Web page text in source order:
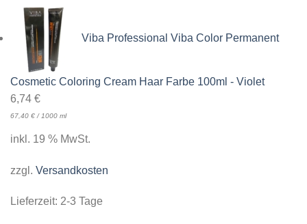
Viba Professional Viba Color Permanent
Cosmetic Coloring Cream Haar Farbe 100ml - Violet
6,74 €
67,40 € / 1000 ml
inkl. 19 % MwSt.
zzgl. Versandkosten
Lieferzeit: 2-3 Tage